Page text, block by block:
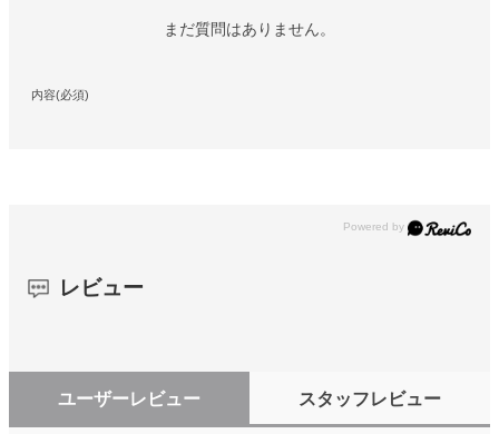
まだ質問はありません。
内容(必須)
レビュー
ユーザーレビュー スタッフレビュー